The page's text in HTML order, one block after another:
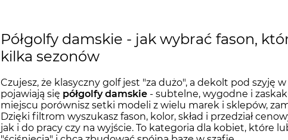
Półgolfy damskie - jak wybrać fason,
kilka sezonów
Czujesz, że klasyczny golf jest "za dużo", a dekolt pod szyję
pojawiają się półgolfy damskie - subtelne, wygodne i
miejscu porównisz setki modeli z wielu marek i sklepów,
Dzięki filtrom wyszukasz fason, kolor, skład i przedział
jak i do pracy czy na wyjście. To kategoria dla kobiet, które